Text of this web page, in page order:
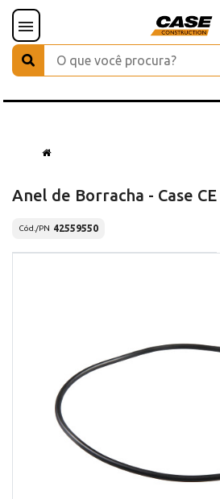
Anel de Borracha - Case CE
Cód./PN 42559550